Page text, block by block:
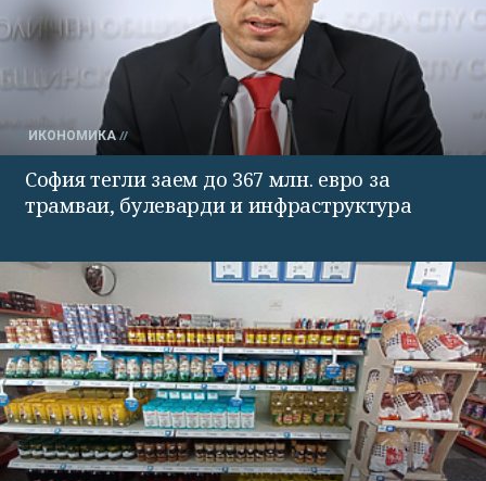
ИКОНОМИКА
София тегли заем до 367 млн. евро за
трамваи, булеварди и инфраструктура